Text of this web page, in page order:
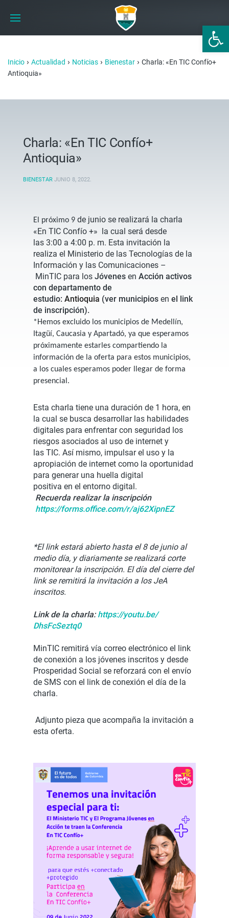
Abrir
Inicio › Actualidad › Noticias › Bienestar › Charla: «En TIC Confío+
Antioquia»
Charla: «En TIC Confío+
Antioquia»
BIENESTAR JUNIO 8, 2022.
El próximo 9 de junio se realizará la charla
«En TIC Confío +» la cual será desde
las 3:00 a 4:00 p. m. Esta invitación la
realiza el Ministerio de las Tecnologías de la
Información y las Comunicaciones –
MinTIC para los Jóvenes en Acción activos
con departamento de
estudio: Antioquia (ver municipios en el link
de inscripción).
*Hemos excluido los municipios de Medellín,
Itagüí, Caucasia y Apartadó, ya que esperamos
próximamente estarles compartiendo la
información de la oferta para estos municipios,
a los cuales esperamos poder llegar de forma
presencial.
Esta charla tiene una duración de 1 hora, en
la cual se busca desarrollar las habilidades
digitales para enfrentar con seguridad los
riesgos asociados al uso de internet y
las TIC. Así mismo, impulsar el uso y la
apropiación de internet como la oportunidad
para generar una huella digital
positiva en el entorno digital.
Recuerda realizar la inscripción
https://forms.office.com/r/aj62XipnEZ
*El link estará abierto hasta el 8 de junio al
medio día, y diariamente se realizará corte
monitorear la inscripción. El día del cierre del
link se remitirá la invitación a los JeA
inscritos.
Link de la charla: https://youtu.be/
DhsFcSeztq0
MinTIC remitirá vía correo electrónico el link
de conexión a los jóvenes inscritos y desde
Prosperidad Social se reforzará con el envío
de SMS con el link de conexión el día de la
charla.
Adjunto pieza que acompaña la invitación a
esta oferta.